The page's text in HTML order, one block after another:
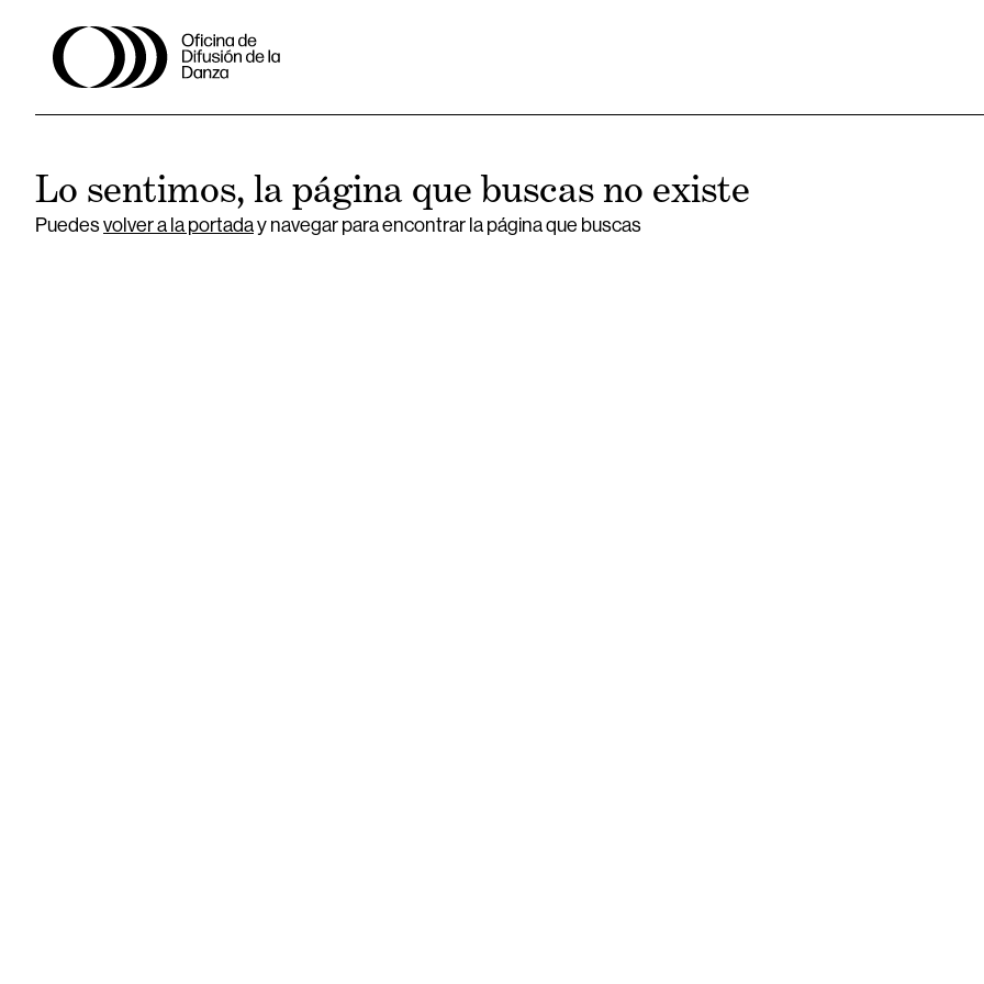
Lo sentimos, la página que buscas no existe
Puedesvolver a la portaday navegar para encontrar la página que buscas